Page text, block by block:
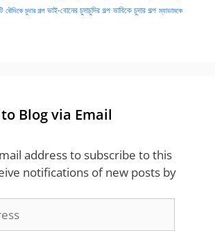
বৌদিকে চুদার গল্প ভাই-বোনের চুদাচুদির গল্প ভাবিকে চুদার গল্প ম্যাডামকে
Blog via Email
address to subscribe to this
notifications of new posts by